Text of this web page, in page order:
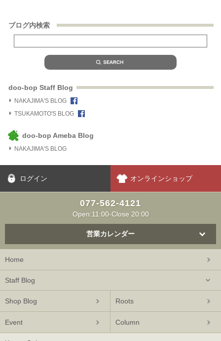
ブログ内検索
doo-bop Staff Blog
NAKAJIMA'S BLOG
TSUKAMOTO'S BLOG
doo-bop Ameba Blog
NAKAJIMA'S BLOG
ログイン オンラインショップ
077-562-4121
Open:11:00-Close 20:00
営業カレンダー
Home
Staff Blog
Shop Blog Roots
Event Column